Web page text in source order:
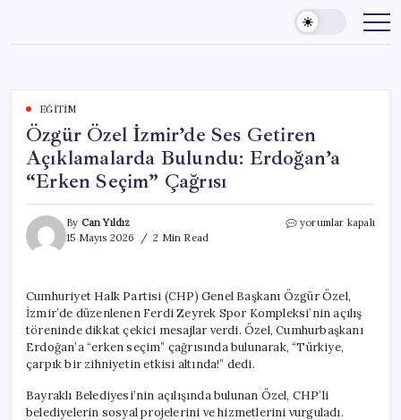
content
EĞITIM
Özgür Özel İzmir’de Ses Getiren
Açıklamalarda Bulundu: Erdoğan’a
“Erken Seçim” Çağrısı
By Can Yıldız
15 Mayıs 2026
2 Min Read
Özgür
Açıklamalarda
Bulundu:
Erdoğan’a
“Erken
Seçim”
için
yorumlar kapalı
Cumhuriyet Halk Partisi (CHP) Genel Başkanı Özgür Özel,
İzmir’de düzenlenen Ferdi Zeyrek Spor Kompleksi’nin açılış
töreninde dikkat çekici mesajlar verdi. Özel, Cumhurbaşkanı
Erdoğan’a “erken seçim” çağrısında bulunarak, “Türkiye,
çarpık bir zihniyetin etkisi altında!” dedi.
Bayraklı Belediyesi’nin açılışında bulunan Özel, CHP’li
belediyelerin sosyal projelerini ve hizmetlerini vurguladı.